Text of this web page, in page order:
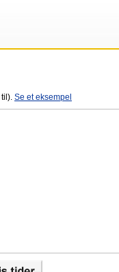
Se et eksempel